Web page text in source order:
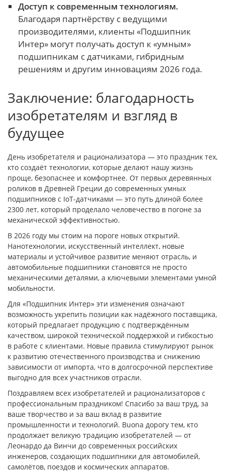
Доступ к современным технологиям.
Благодаря партнёрству с ведущими
производителями, клиенты «Подшипник
Интер» могут получать доступ к «умным»
подшипникам с датчиками, гибридным
решениям и другим инновациям 2026 года.
Заключение: благодарность
изобретателям и взгляд в
будущее
День изобретателя и рационализатора — это праздник тех,
кто создаёт технологии, которые делают нашу жизнь
проще, безопаснее и комфортнее. От первых деревянных
роликов в Древней Греции до современных умных
подшипников с IoT-датчиками — это путь длиной более
2300 лет, который проделало человечество в погоне за
механической эффективностью.
В 2026 году мы стоим на пороге новых открытий.
Нанотехнологии, искусственный интеллект, новые
материалы и устойчивое развитие меняют отрасль, и
автомобильные подшипники становятся не просто
механическими деталями, а ключевыми элементами умной
мобильности.
Для «Подшипник Интер» эти изменения означают
возможность укрепить позиции как надёжного поставщика,
который предлагает продукцию с подтверждённым
качеством, широкой технической поддержкой и гибкостью
в работе с клиентами. Новые правила стимулируют рынок
к развитию отечественного производства и снижению
зависимости от импорта, что в долгосрочной перспективе
выгодно для всех участников отрасли.
Поздравляем всех изобретателей и рационализаторов с
профессиональным праздником! Спасибо за ваш труд, за
ваше творчество и за ваш вклад в развитие
промышленности и технологий. Buona дорогу тем, кто
продолжает великую традицию изобретателей — от
Леонардо да Винчи до современных российских
инженеров, создающих подшипники для автомобилей,
самолётов, поездов и космических аппаратов.